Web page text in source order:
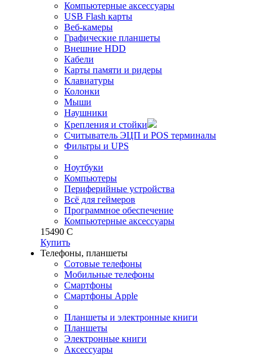
Компьютерные аксессуары
USB Flash карты
Веб-камеры
Графические планшеты
Внешние HDD
Кабели
Карты памяти и ридеры
Клавиатуры
Колонки
Мыши
Наушники
Крепления и стойки
Считыватель ЭЦП и POS терминалы
Фильтры и UPS
Ноутбуки
Компьютеры
Периферийные устройства
Всё для геймеров
Программное обеспечение
Компьютерные аксессуары
15490 C
Купить
Телефоны, планшеты
Сотовые телефоны
Мобильные телефоны
Смартфоны
Смартфоны Apple
Планшеты и электронные книги
Планшеты
Электронные книги
Аксессуары